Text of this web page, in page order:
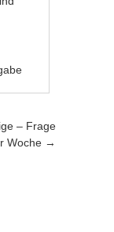
– Frage
Woche →